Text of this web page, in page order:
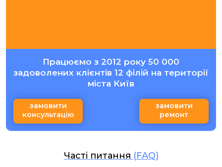
Працюємо з 2012 року 50 000
задоволених клієнтів 12 філій на території
міста Київ
замовити
консультацію
замовити
ремонт
Часті питання (FAQ)